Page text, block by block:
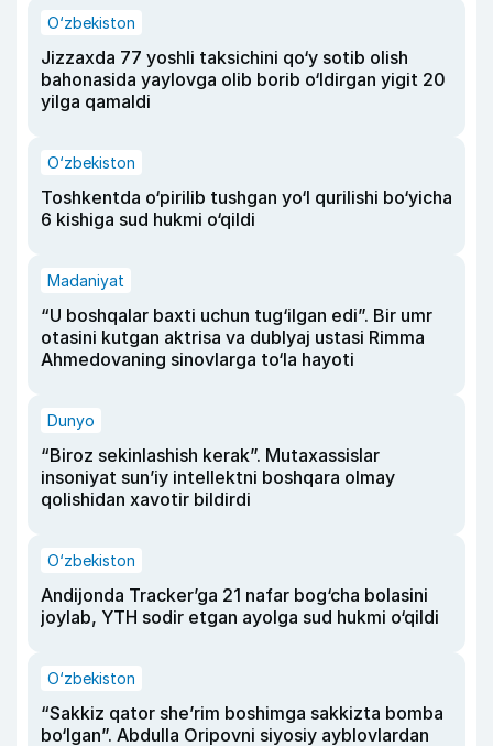
O‘zbekiston
Jizzaxda 77 yoshli taksichini qo‘y sotib olish
bahonasida yaylovga olib borib o‘ldirgan yigit 20
yilga qamaldi
O‘zbekiston
Toshkentda o‘pirilib tushgan yo‘l qurilishi bo‘yicha
6 kishiga sud hukmi o‘qildi
Madaniyat
“U boshqalar baxti uchun tug‘ilgan edi”. Bir umr
otasini kutgan aktrisa va dublyaj ustasi Rimma
Ahmedovaning sinovlarga to‘la hayoti
Dunyo
“Biroz sekinlashish kerak”. Mutaxassislar
insoniyat sun’iy intellektni boshqara olmay
qolishidan xavotir bildirdi
O‘zbekiston
Andijonda Tracker’ga 21 nafar bog‘cha bolasini
joylab, YTH sodir etgan ayolga sud hukmi o‘qildi
O‘zbekiston
“Sakkiz qator she’rim boshimga sakkizta bomba
bo‘lgan”. Abdulla Oripovni siyosiy ayblovlardan